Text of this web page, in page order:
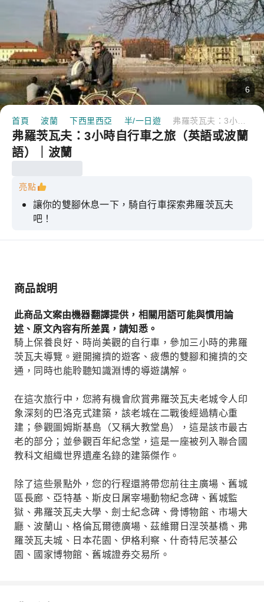
6
首頁 波蘭 下西里西亞 半/一日遊
弗羅茨瓦夫：3小時自行車之旅（英語或波蘭
語）｜波蘭
亮點
讓你的雙腳休息一下，騎自行車探索弗羅茨瓦夫
吧！
避開交通擁堵，選擇環保移動方式。
商品說明
此商品文案由機器翻譯提供，相關用語可能與慣用論
述、原文內容有所差異，請知悉。
騎上保養良好、時尚美觀的自行車，參加三小時的弗羅
茨瓦夫導覽。避開擁擠的遊客、疲憊的雙腳和擁擠的交
通，同時也能聆聽知識淵博的導遊講解。
在這次旅行中，您將有機會欣賞弗羅茨瓦夫老城令人印
象深刻的巴洛克式建築，該老城在二戰後經過精心重
建；參觀圖姆斯基島（又稱大教堂島），這是該市最古
老的部分；並參觀百年紀念堂，這是一座被列入聯合國
教科文組織世界遺產名錄的建築傑作。
除了這些景點外，您的行程還將帶您前往主廣場、舊城
區長廊、亞特基、斯皮日屠宰場動物紀念碑、舊城監
獄、弗羅茨瓦夫大學、劍士紀念碑、骨博物館、市場大
廳、波蘭山、格倫瓦爾德廣場、茲維爾日涅茨基橋、弗
羅茨瓦夫城、日本花園、伊格利察、什奇特尼茨基公
園、國家博物館、舊城證券交易所。